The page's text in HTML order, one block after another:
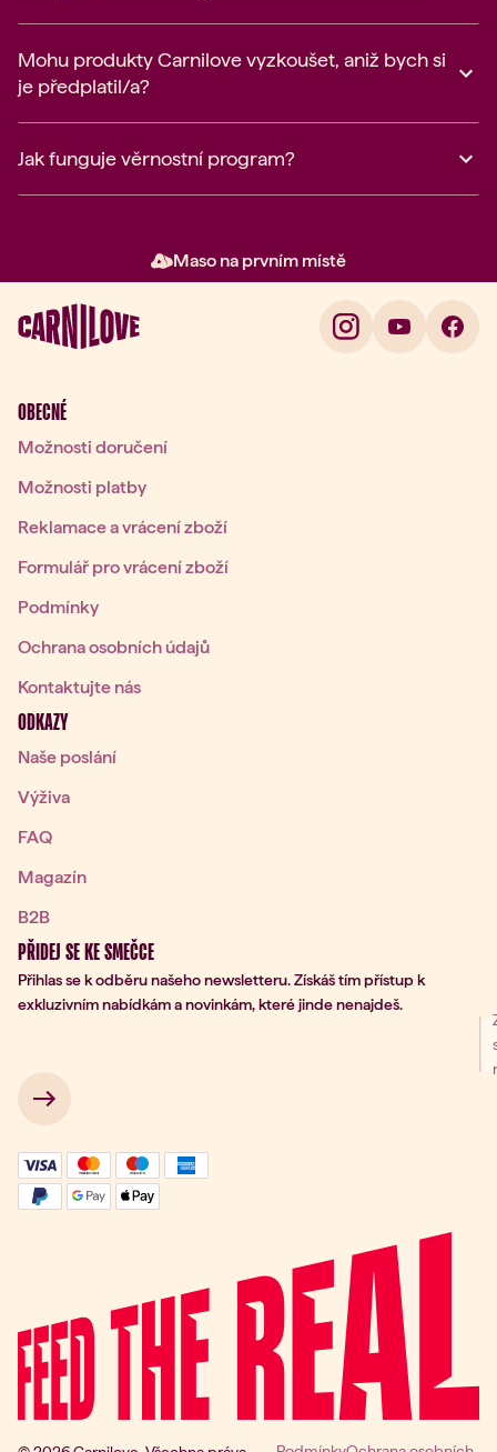
Mohu produkty Carnilove vyzkoušet, aniž bych si
je předplatil/a?
Jak funguje věrnostní program?
Maso na prvním místě
Položka 2 z 3: Maso na prvním
OBECNÉ
Možnosti doručení
Možnosti platby
Reklamace a vrácení zboží
Formulář pro vrácení zboží
Podmínky
Ochrana osobních údajů
Kontaktujte nás
ODKAZY
Naše poslání
Výživa
FAQ
Magazín
B2B
PŘIDEJ SE KE SMEČCE
Přihlas se k odběru našeho newsletteru. Získáš tím přístup k
exkluzivním nabídkám a novinkám, které jinde nenajdeš.
k odběru
→